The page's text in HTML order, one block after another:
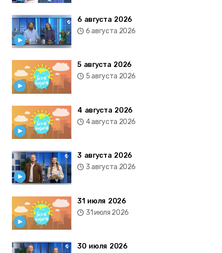
6 августа 2026
6 августа 2026
5 августа 2026
5 августа 2026
4 августа 2026
4 августа 2026
3 августа 2026
3 августа 2026
31 июля 2026
31 июля 2026
30 июля 2026